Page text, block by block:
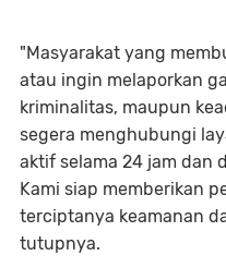
"Masyarakat yang
atau ingin melaporkan
kriminalitas, maupun
segera menghubungi
aktif selama 24 jam dan
Kami siap memberikan
terciptanya keamanan
tutupnya.